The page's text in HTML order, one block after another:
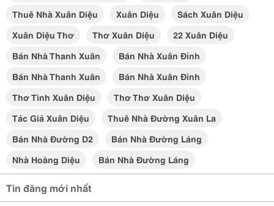
Thuê Nhà Xuân Diệu
Xuân Diệu
Sách Xuân Diệu
Xuân Diệu Thơ
Thơ Xuân Diệu
22 Xuân Diệu
Bán Nhà Thanh Xuân
Bán Nhà Xuân Đỉnh
Bán Nhà Thanh Xuân
Bán Nhà Xuân Đỉnh
Thơ Tình Xuân Diệu
Thơ Thơ Xuân Diệu
Tác Giả Xuân Diệu
Thuê Nhà Đường Xuân La
Bán Nhà Đường D2
Bán Nhà Đường Láng
Nhà Hoàng Diệu
Bán Nhà Đường Láng
Tin đăng mới nhất